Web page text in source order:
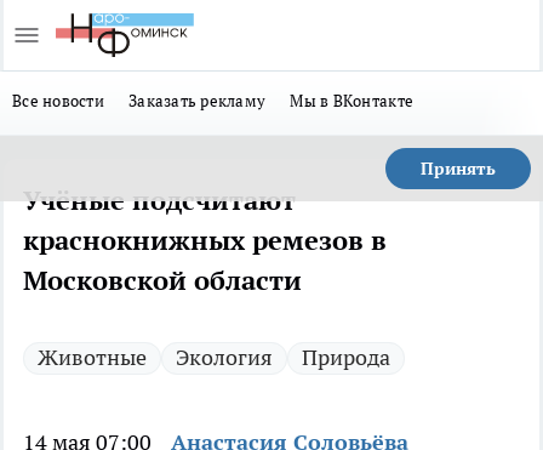
Все новости Заказать рекламу Мы в ВКонтакте
Принять
Учёные подсчитают
краснокнижных ремезов в
Московской области
Животные Экология Природа
14 мая 07:00 Анастасия Соловьёва